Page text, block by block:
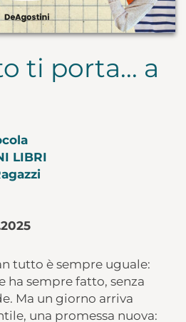
ti porta... a
LIBRI
tutto è sempre uguale:
ha sempre fatto, senza
Ma un giorno arriva
una promessa nuova: